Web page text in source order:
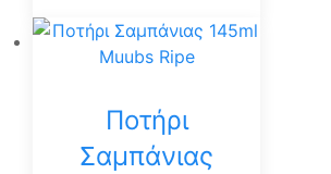
Ποτήρι
Σαμπάνιας